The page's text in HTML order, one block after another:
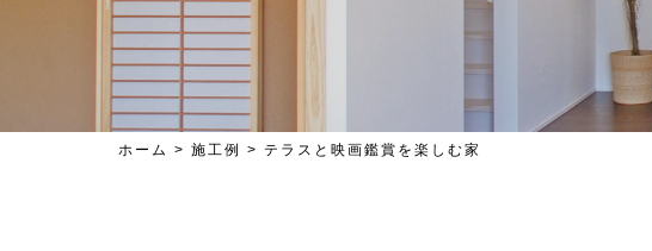
ホーム > 施工例 > テラスと映画鑑賞を楽しむ家